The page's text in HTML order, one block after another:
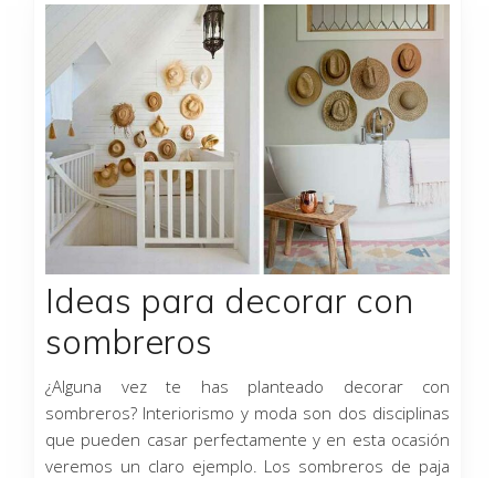
Ideas para decorar con
sombreros
¿Alguna vez te has planteado decorar con
sombreros? Interiorismo y moda son dos disciplinas
que pueden casar perfectamente y en esta ocasión
veremos un claro ejemplo. Los sombreros de paja